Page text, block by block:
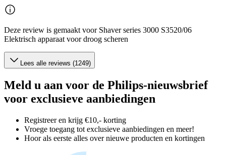
Deze review is gemaakt voor Shaver series 3000 S3520/06
Elektrisch apparaat voor droog scheren
Lees alle reviews (1249)
Meld u aan voor de Philips-nieuwsbrief
voor exclusieve aanbiedingen
Registreer en krijg €10,- korting
Vroege toegang tot exclusieve aanbiedingen en meer!
Hoor als eerste alles over nieuwe producten en kortingen